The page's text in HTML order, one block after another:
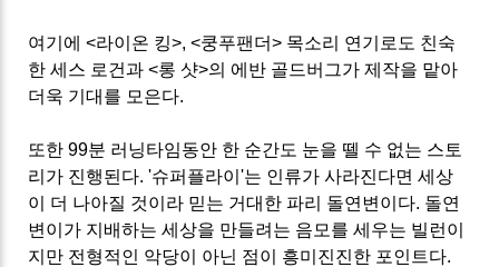
여기에 <라이온 킹>, <쿵푸팬더> 목소리 연기로도 친숙
한 세스 로건과 <롱 샷>의 에반 골드버그가 제작을 맡아
더욱 기대를 모은다.
또한 99분 러닝타임동안 한 순간도 눈을 뗄 수 없는 스토
리가 진행된다. '슈퍼플라이'는 인류가 사라진다면 세상
이 더 나아질 것이라 믿는 거대한 파리 돌연변이다. 돌연
변이가 지배하는 세상을 만들려는 음모를 세우는 빌런이
지만 전형적인 악당이 아닌 점이 흥미진진한 포인트다.